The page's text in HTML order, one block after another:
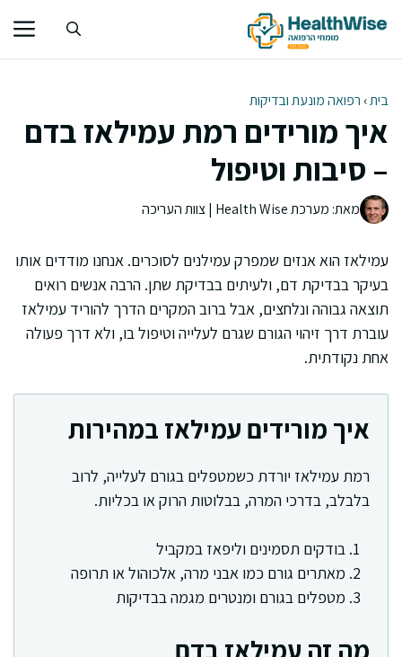
לתוכן
בית› רפואה מונעת ובדיקות
איך מורידים רמת עמילאז בדם
– סיבות וטיפול
מאת: מערכת Health Wise | צוות העריכה
עמילאז הוא אנזים שמפרק עמילנים לסוכרים. אנחנו מודדים אותו
בעיקר בבדיקת דם, ולעיתים בבדיקת שתן. הרבה אנשים רואים
תוצאה גבוהה ונלחצים, אבל ברוב המקרים הדרך להוריד עמילאז
עוברת דרך זיהוי הגורם שגרם לעלייה וטיפול בו, ולא דרך פעולה
אחת נקודתית.
איך מורידים עמילאז במהירות
רמת עמילאז יורדת כשמטפלים בגורם לעלייה, לרוב
בלבלב, בדרכי המרה, בבלוטות הרוק או בכליות.
בודקים תסמינים וליפאז במקביל
מאתרים גורם כמו אבני מרה, אלכוהול או תרופה
מטפלים בגורם ומנטרים מגמה בבדיקות
מה זה עמילאז בדם